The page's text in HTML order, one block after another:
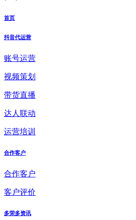
首页
抖音代运营
账号运营
视频策划
带货直播
达人联动
运营培训
合作客户
合作客户
客户评价
多荣多资讯